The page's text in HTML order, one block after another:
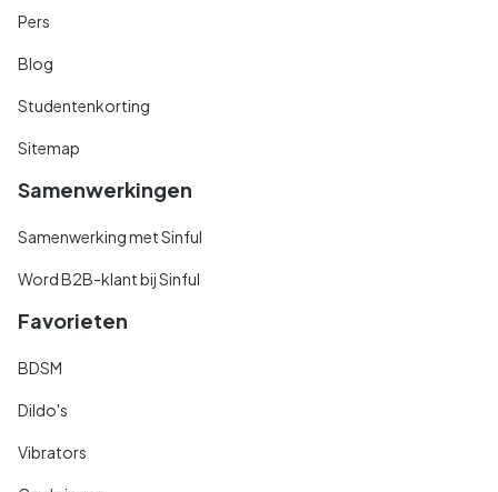
Pers
Blog
Studentenkorting
Sitemap
Samenwerkingen
Samenwerking met Sinful
Word B2B-klant bij Sinful
Favorieten
BDSM
Dildo's
Vibrators